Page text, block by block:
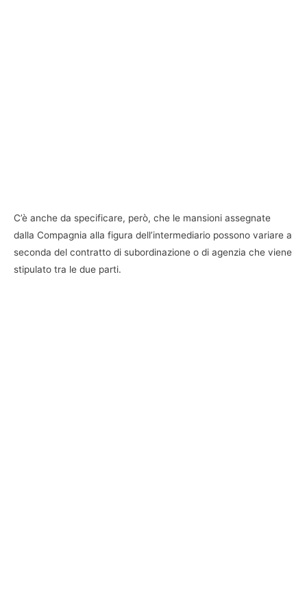
C’è anche da specificare, però, che le mansioni assegnate
dalla Compagnia alla figura dell’intermediario possono variare a
seconda del contratto di subordinazione o di agenzia che viene
stipulato tra le due parti.